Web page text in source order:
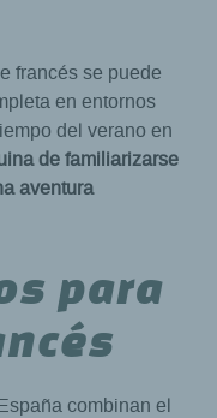
francés se puede
en entornos
del verano en
de familiarizarse
aventura
para
combinan el